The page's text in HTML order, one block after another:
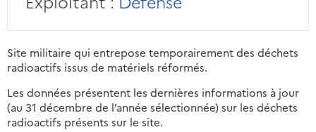
Site militaire qui entrepose temporairement des déchets
radioactifs issus de matériels réformés.
Les données présentent les dernières informations à jour
(au 31 décembre de l’année sélectionnée) sur les déchets
radioactifs présents sur le site.